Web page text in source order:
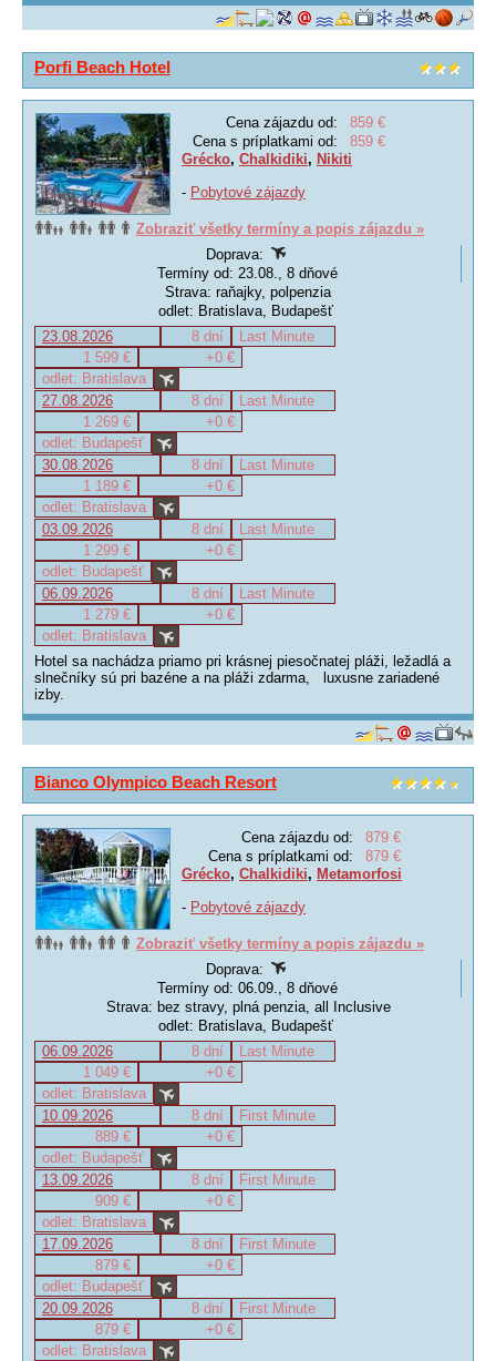
Porfi Beach Hotel
Cena zájazdu od:
859 €
Cena s príplatkami od:
859 €
Grécko, Chalkidiki, Nikiti
- Pobytové zájazdy
Zobraziť všetky termíny a popis zájazdu »
Doprava:
Termíny od: 23.08., 8 dňové
Strava: raňajky, polpenzia
odlet: Bratislava, Budapešť
23.08.2026
8 dní
Last Minute
1 599 €
+0 €
odlet: Bratislava
27.08.2026
8 dní
Last Minute
1 269 €
+0 €
odlet: Budapešť
30.08.2026
8 dní
Last Minute
1 189 €
+0 €
odlet: Bratislava
03.09.2026
8 dní
Last Minute
1 299 €
+0 €
odlet: Budapešť
06.09.2026
8 dní
Last Minute
1 279 €
+0 €
odlet: Bratislava
Hotel sa nachádza priamo pri krásnej piesočnatej pláži, ležadlá a
slnečníky sú pri bazéne a na pláži zdarma, luxusne zariadené
izby.
Bianco Olympico Beach Resort
Cena zájazdu od:
879 €
Cena s príplatkami od:
879 €
Grécko, Chalkidiki, Metamorfosi
- Pobytové zájazdy
Zobraziť všetky termíny a popis zájazdu »
Doprava:
Termíny od: 06.09., 8 dňové
Strava: bez stravy, plná penzia, all Inclusive
odlet: Bratislava, Budapešť
06.09.2026
8 dní
Last Minute
1 049 €
+0 €
odlet: Bratislava
10.09.2026
8 dní
First Minute
889 €
+0 €
odlet: Budapešť
13.09.2026
8 dní
First Minute
909 €
+0 €
odlet: Bratislava
17.09.2026
8 dní
First Minute
879 €
+0 €
odlet: Budapešť
20.09.2026
8 dní
First Minute
879 €
+0 €
odlet: Bratislava